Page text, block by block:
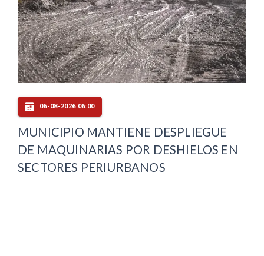
06-08-2026 06:00
MUNICIPIO MANTIENE DESPLIEGUE
DE MAQUINARIAS POR DESHIELOS EN
SECTORES PERIURBANOS